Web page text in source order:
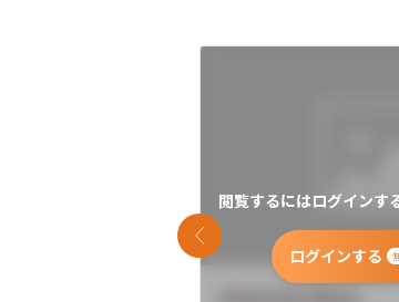
閲覧するにはログインす
ログインする
前のスライド